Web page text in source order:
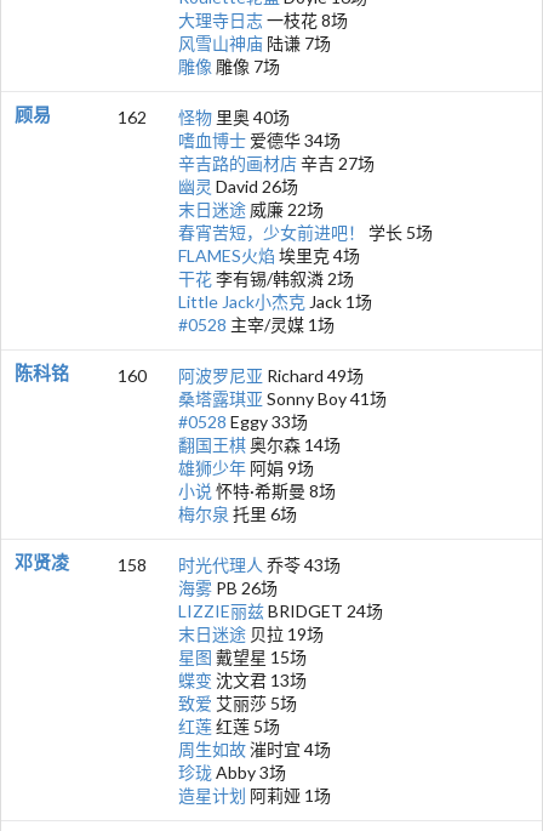
大理寺日志一枝花 8场
风雪山神庙 陆谦 7场
雕像 雕像 7场
顾易 162 怪物 里奥 40场
嗜血博士 爱德华 34场
辛吉路的画材店辛吉 27场
幽灵 David 26场
末日迷途 威廉 22场
春宵苦短，少女前进吧！
学长 5场
FLAMES火焰 埃里克 4场
干花李有锡/韩叙潾 2场
Little Jack小杰克 Jack 1场
#0528 主宰/灵媒 1场
陈科铭 160 阿波罗尼亚 Richard 49场
桑塔露琪亚 Sonny Boy 41场
#0528 Eggy 33场
翻国王棋奥尔森 14场
雄狮少年 阿娟 9场
小说 怀特·希斯曼 8场
梅尔泉 托里 6场
邓贤凌 158 时光代理人 乔苓 43场
海雾 PB 26场
LIZZIE丽兹BRIDGET 24场
末日迷途 贝拉 19场
星图 戴望星 15场
蝶变 沈文君 13场
致爱 艾丽莎 5场
红莲红莲 5场
周生如故漼时宜 4场
珍珑Abby 3场
造星计划 阿莉娅 1场